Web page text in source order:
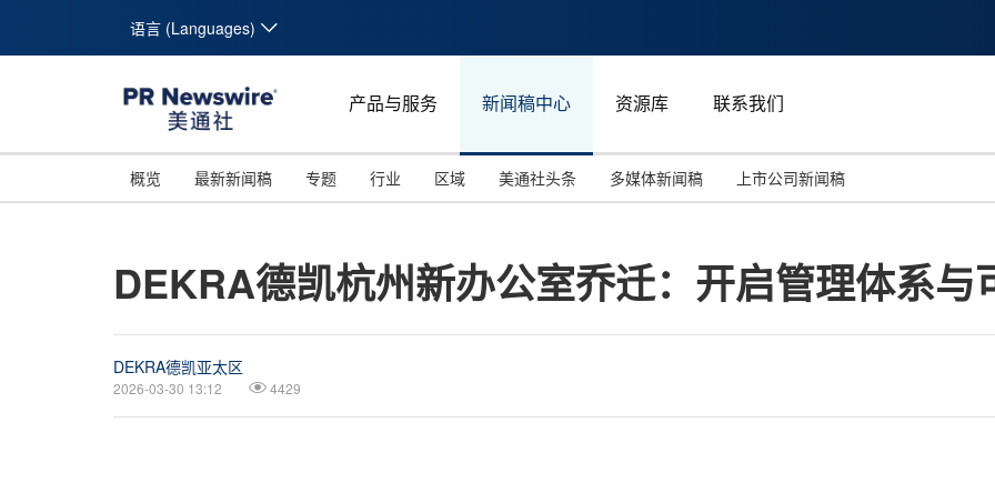
语言 (Languages)
产品与服务 新闻稿中心 资源库 联系我们
概览 最新新闻稿 专题
投资并购
行业
能源化工与环保
区域
马来西亚
美通社头条 多媒体新闻稿 上市公司新闻稿
DEKRA德凯杭州新办公室乔迁：开启管理体系与
DEKRA德凯亚太区
2026-03-30 13:12 4429